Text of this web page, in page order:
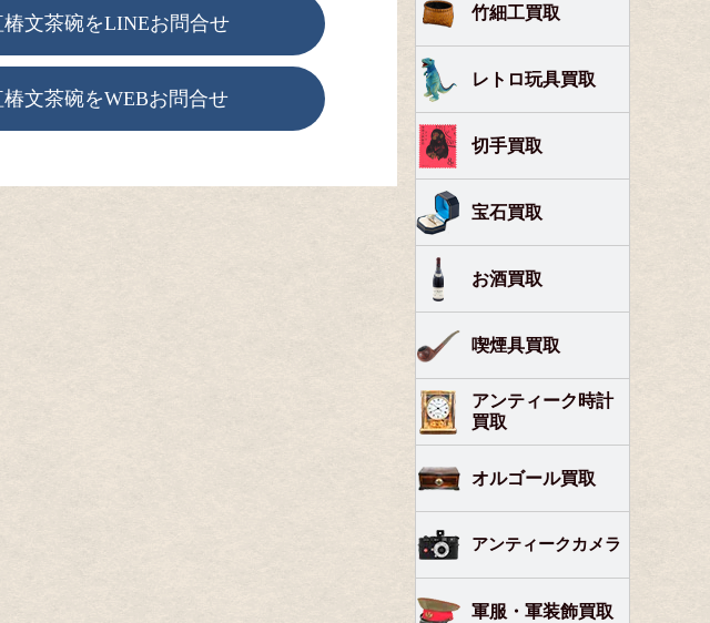
文茶碗をLINEお問合せ
文茶碗をWEBお問合せ
竹細工買取
レトロ玩具買取
切手買取
宝石買取
お酒買取
喫煙具買取
アンティーク時計
買取
オルゴール買取
アンティークカメラ
軍服・軍装飾買取